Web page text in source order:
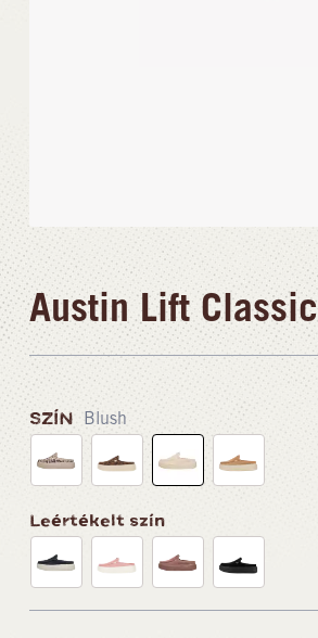
Austin Lift Classic
SZÍN Blush
Leértékelt szín